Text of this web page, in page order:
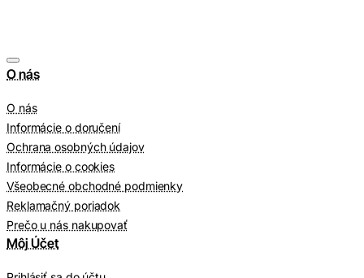
O nás
O nás
Informácie o doručení
Ochrana osobných údajov
Informácie o cookies
Všeobecné obchodné podmienky
Reklamačný poriadok
Prečo u nás nakupovať
Môj Účet